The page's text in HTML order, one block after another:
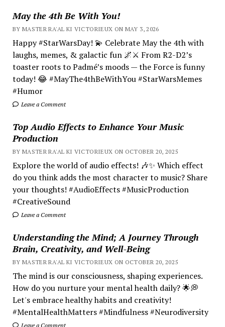
May the 4th Be With You!
BY MASTER RA'AL KI VICTORIEUX ON MAY 3, 2026
Happy #StarWarsDay! 💫 Celebrate May the 4th with
laughs, memes, & galactic fun 🌌⚔️ From R2-D2’s
toaster roots to Padmé’s moods — the Force is funny
today! 😂 #MayThe4thBeWithYou #StarWarsMemes
#Humor
Leave a Comment
Top Audio Effects to Enhance Your Music
Production
BY MASTER RA'AL KI VICTORIEUX ON OCTOBER 20, 2025
Explore the world of audio effects! 🎶✨ Which effect
do you think adds the most character to music? Share
your thoughts! #AudioEffects #MusicProduction
#CreativeSound
Leave a Comment
Understanding the Mind; A Journey Through
Brain, Creativity, and Well-Being
BY MASTER RA'AL KI VICTORIEUX ON OCTOBER 20, 2025
The mind is our consciousness, shaping experiences.
How do you nurture your mental health daily? 🌟💭
Let's embrace healthy habits and creativity!
#MentalHealthMatters #Mindfulness #Neurodiversity
Leave a Comment